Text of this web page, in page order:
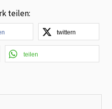
teilen:
twittern
teilen